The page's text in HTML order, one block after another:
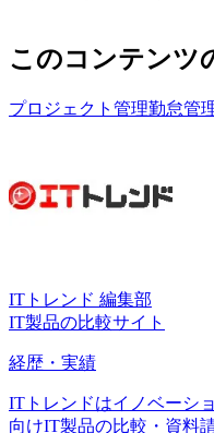
このコンテンツ
プロジェクト管理勤怠管
ITトレンド 編集部
IT製品の比較サイト
経歴・実績
ITトレンドはイノベーシ
向けIT製品の比較・資料